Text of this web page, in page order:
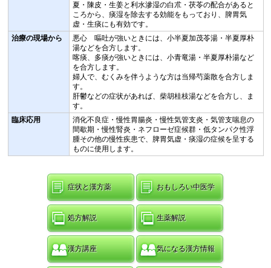
夏・陳皮・生姜と利水滲湿の白朮・茯苓の配合があると
ころから、痰湿を除去する効能をもっており、脾胃気
虚・生痰にも有効です。
治療の現場から
悪心 嘔吐が強いときには、小半夏加茂苓湯・半夏厚朴
湯などを合方します。
喀痰、多痰が強いときには、小青竜湯・半夏厚朴湯など
を合方します。
婦人で、むくみを伴うような方は当帰芍薬散を合方しま
す。
肝鬱などの症状があれば、柴胡桂枝湯などを合方し、ま
す。
臨床応用
消化不良症・慢性胃腸炎・慢性気管支炎・気管支喘息の
間歇期・慢性腎炎・ネフローゼ症候群・低タンパク性浮
腫その他の慢性疾患で、脾胃気虚・痰湿の症候を呈する
ものに使用します。
症状と漢方薬 おもしろい中医学
処方解説 生薬解説
漢方講座 気になる漢方情報